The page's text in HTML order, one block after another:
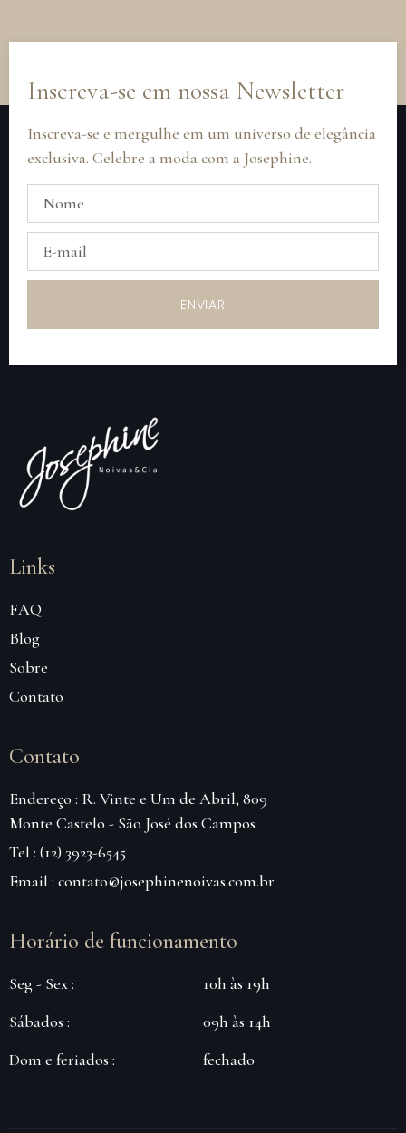
Inscreva-se em nossa Newsletter
Inscreva-se e mergulhe em um universo de elegância
exclusiva. Celebre a moda com a Josephine.
ENVIAR
Links
FAQ
Blog
Sobre
Contato
Contato
Endereço : R. Vinte e Um de Abril, 809
Monte Castelo - São José dos Campos
Tel : (12) 3923-6545
Email : contato@josephinenoivas.com.br
Horário de funcionamento
Seg - Sex :
Sábados :
Dom e feriados :
10h às 19h
09h às 14h
fechado